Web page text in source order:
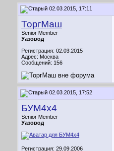
02.03.2015, 17:11
ТоргМаш
Senior Member
Уазовод
Регистрация: 02.03.2015
Адрес: Москва
Сообщений: 156
02.03.2015, 17:52
БУМ4х4
Senior Member
Уазовод
Регистрация: 29.09.2006